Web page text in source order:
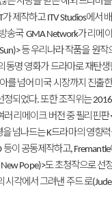
가제작하고 ITV Studios에서
방송국 GMA Network가리메
등우리나라작품을원작
동명영화가드라마로재탄생
를넘어미국시장까지진출한
정되었다.또한조직위는2016
러리메이크버전중필리핀판
을넘나드는K드라마의영향
등이공동제작하고, Fremantle
New Pope)>도초청작으로선
시각에서그려낸주드로